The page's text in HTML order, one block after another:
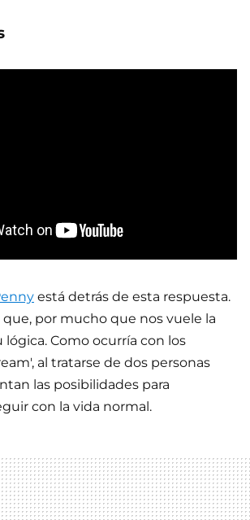
está detrás de esta respuesta.
por mucho que nos vuele la
lógica. Como ocurría con los
al tratarse de dos personas
las posibilidades para
con la vida normal.